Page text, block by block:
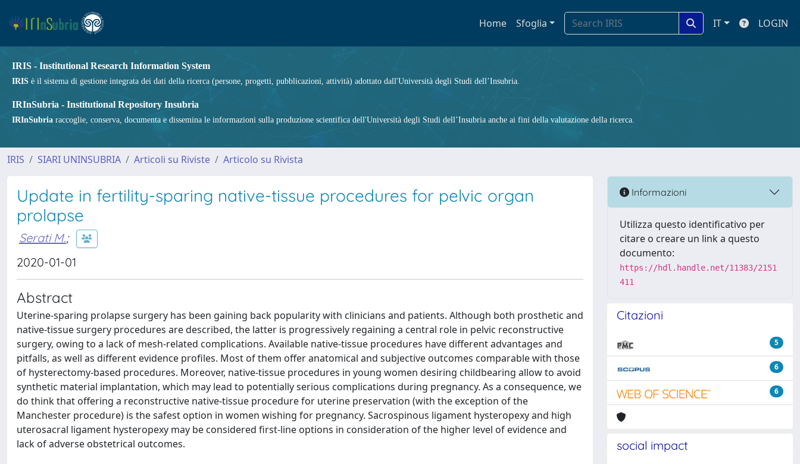
Home Sfoglia IT LOGIN
IRIS - Institutional Research Information System
IRIS è il sistema di gestione integrata dei dati della ricerca (persone, progetti, pubblicazioni, attività) adottato dall'Università degli Studi dell’Insubria.
IRInSubria - Institutional Repository Insubria
IRInSubria raccoglie, conserva, documenta e dissemina le informazioni sulla produzione scientifica dell'Università degli Studi dell’Insubria anche ai fini della valutazione della ricerca.
IRIS SIARI UNINSUBRIA Articoli su Riviste Articolo su Rivista
Update in fertility-sparing native-tissue procedures for pelvic organ
prolapse
Serati M.;
2020-01-01
Abstract
Uterine-sparing prolapse surgery has been gaining back popularity with clinicians and patients. Although both prosthetic and
native-tissue surgery procedures are described, the latter is progressively regaining a central role in pelvic reconstructive
surgery, owing to a lack of mesh-related complications. Available native-tissue procedures have different advantages and
pitfalls, as well as different evidence profiles. Most of them offer anatomical and subjective outcomes comparable with those
of hysterectomy-based procedures. Moreover, native-tissue procedures in young women desiring childbearing allow to avoid
synthetic material implantation, which may lead to potentially serious complications during pregnancy. As a consequence, we
do think that offering a reconstructive native-tissue procedure for uterine preservation (with the exception of the
Manchester procedure) is the safest option in women wishing for pregnancy. Sacrospinous ligament hysteropexy and high
uterosacral ligament hysteropexy may be considered first-line options in consideration of the higher level of evidence and
lack of adverse obstetrical outcomes.
Informazioni
Utilizza questo identificativo per
citare o creare un link a questo
documento:
https://hdl.handle.net/11383/2151
411
Citazioni
5
6
6
social impact